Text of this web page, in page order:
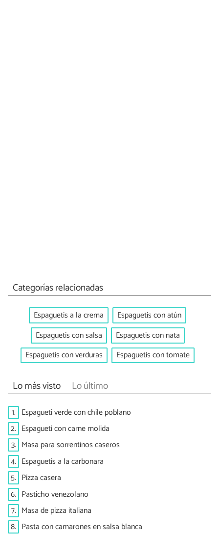
Categorías relacionadas
Espaguetis a la crema
Espaguetis con atún
Espaguetis con salsa
Espaguetis con nata
Espaguetis con verduras
Espaguetis con tomate
Lo más visto Lo último
1. Espagueti verde con chile poblano
2. Espagueti con carne molida
3. Masa para sorrentinos caseros
4. Espaguetis a la carbonara
5. Pizza casera
6. Pasticho venezolano
7. Masa de pizza italiana
8. Pasta con camarones en salsa blanca